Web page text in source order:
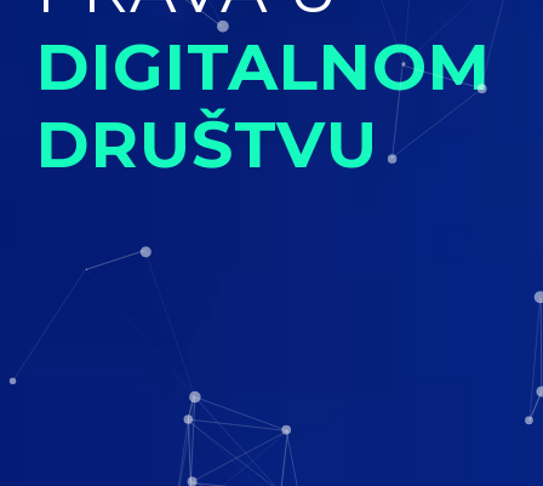
DIGITALNOM
DRUŠTVU